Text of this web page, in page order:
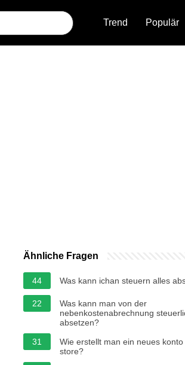
Trend Populär
Ähnliche Fragen
44 Was kann ichan steuern alles
22
Was kann man von der
nebenkostenabrechnung
absetzen?
31
Wie erstellt man ein neues
store?